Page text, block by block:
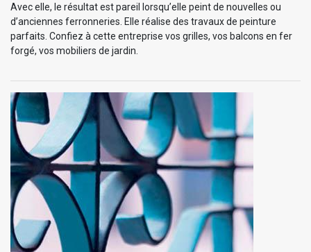
Avec elle, le résultat est pareil lorsqu’elle peint de nouvelles ou
d’anciennes ferronneries. Elle réalise des travaux de peinture
parfaits. Confiez à cette entreprise vos grilles, vos balcons en fer
forgé, vos mobiliers de jardin.